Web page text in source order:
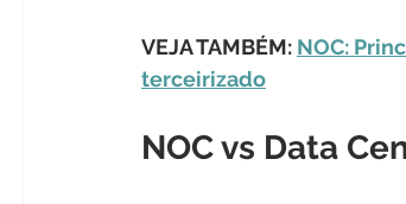
VEJA TAMBÉM: NOC:
terceirizado
NOC vs Data